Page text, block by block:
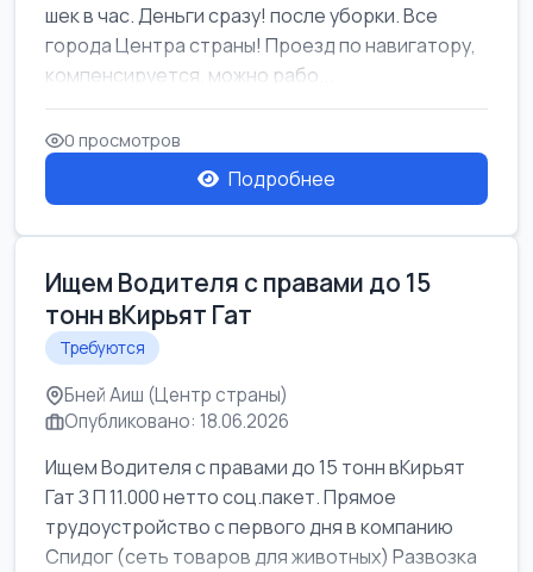
шек в час. Деньги сразу! после уборки. Все
города Центра страны! Проезд по навигатору,
компенсируется. можно рабо...
0 просмотров
Подробнее
Ищем Водителя с правами до 15
тонн вКирьят Гат
Требуются
Бней Аиш (Центр страны)
Опубликовано: 18.06.2026
Ищем Водителя с правами до 15 тонн вКирьят
Гат З П 11.000 нетто соц.пакет. Прямое
трудоустройство с первого дня в компанию
Спидог (сеть товаров для животных) Развозка